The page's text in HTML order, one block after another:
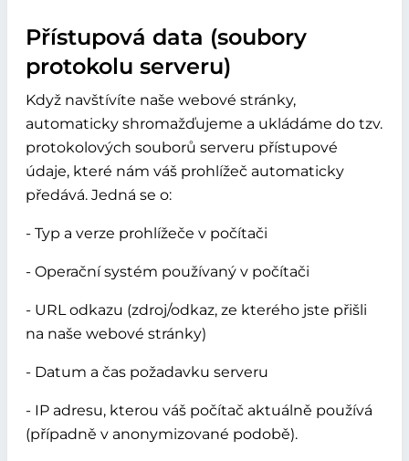
Přístupová data (soubory
protokolu serveru)
Když navštívíte naše webové stránky,
automaticky shromažďujeme a ukládáme do tzv.
protokolových souborů serveru přístupové
údaje, které nám váš prohlížeč automaticky
předává. Jedná se o:
- Typ a verze prohlížeče v počítači
- Operační systém používaný v počítači
- URL odkazu (zdroj/odkaz, ze kterého jste přišli
na naše webové stránky)
- Datum a čas požadavku serveru
- IP adresu, kterou váš počítač aktuálně používá
(případně v anonymizované podobě).